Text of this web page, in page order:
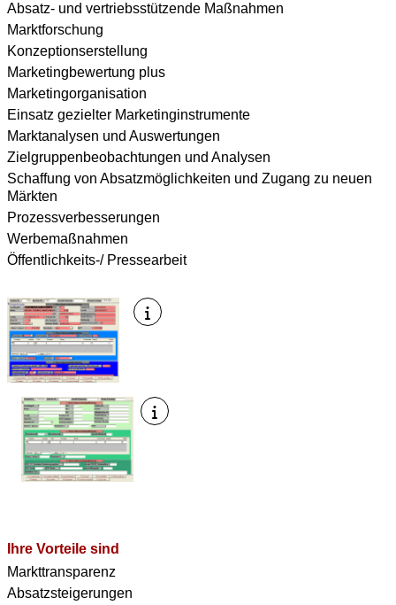
Absatz- und vertriebsstützende Maßnahmen
Marktforschung
Konzeptionserstellung
Marketingbewertung plus
Marketingorganisation
Einsatz gezielter Marketinginstrumente
Marktanalysen und Auswertungen
Zielgruppenbeobachtungen und Analysen
Schaffung von Absatzmöglichkeiten und Zugang zu neuen
Märkten
Prozessverbesserungen
Werbemaßnahmen
Öffentlichkeits-/ Pressearbeit
Ihre Vorteile sind
Markttransparenz
Absatzsteigerungen